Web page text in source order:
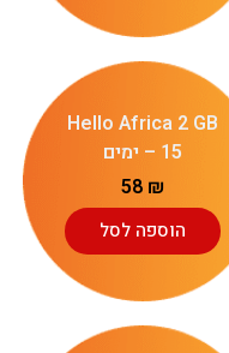
Hello Africa 2 GB
– 15 ימים
58 ₪
הוספה לסל